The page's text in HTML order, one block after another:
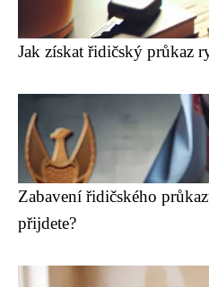
Jak získat řidičský průkaz
Zabavení řidičského
přijdete?